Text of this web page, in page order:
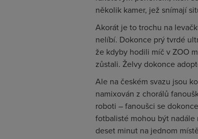
několik kamer, jež snímají
Akorát je to trochu na
nelíbí. Dokonce prý tvrdé
že kdyby hodili míč v ZOO
zůstali. Želvy dokonce
Ale na českém svazu jsou
namixován z chorálů
roboti – fanoušci se
fotbalisté mohou být nadále
deset minut na jednom